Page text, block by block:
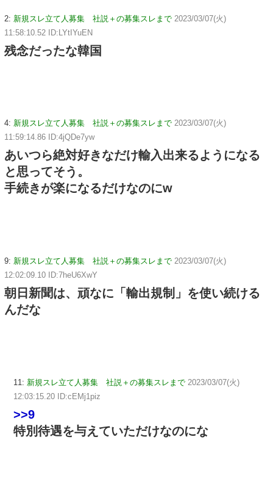
2: 新規スレ立て人募集 社説＋の募集スレまで 2023/03/07(火)
11:58:10.52 ID:LYtIYuEN
残念だったな韓国
4: 新規スレ立て人募集 社説＋の募集スレまで 2023/03/07(火)
11:59:14.86 ID:4jQDe7yw
あいつら絶対好きなだけ輸入出来るようになる
と思ってそう。
手続きが楽になるだけなのにw
9: 新規スレ立て人募集 社説＋の募集スレまで 2023/03/07(火)
12:02:09.10 ID:7heU6XwY
朝日新聞は、頑なに「輸出規制」を使い続ける
んだな
11: 新規スレ立て人募集 社説＋の募集スレまで 2023/03/07(火)
12:03:15.20 ID:cEMj1piz
>>9
特別待遇を与えていただけなのにな